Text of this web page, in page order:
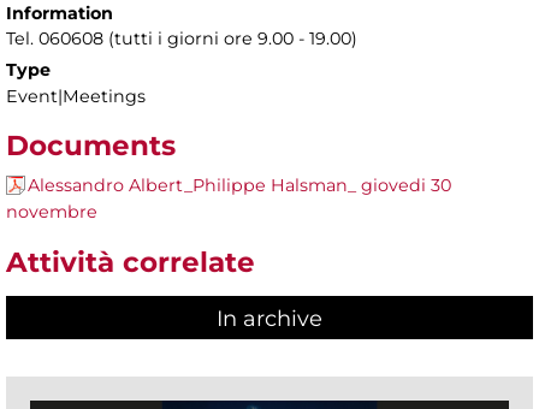
Information
Tel. 060608 (tutti i giorni ore 9.00 - 19.00)
Type
Event|Meetings
Documents
Alessandro Albert_Philippe Halsman_ giovedi 30
novembre
Attività correlate
In archive